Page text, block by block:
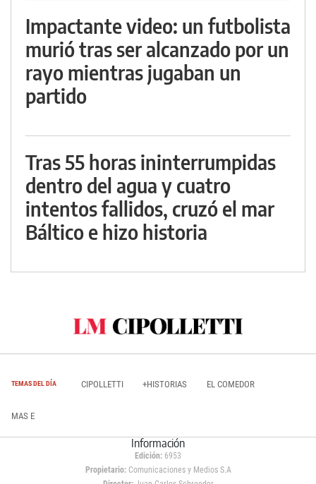
Impactante video: un futbolista
murió tras ser alcanzado por un
rayo mientras jugaban un
partido
Tras 55 horas ininterrumpidas
dentro del agua y cuatro
intentos fallidos, cruzó el mar
Báltico e hizo historia
TEMAS DEL DÍA CIPOLLETTI +HISTORIAS EL COMEDOR
MAS E
Información
Edición: 6953
Propietario:Comunicaciones y Medios S.A